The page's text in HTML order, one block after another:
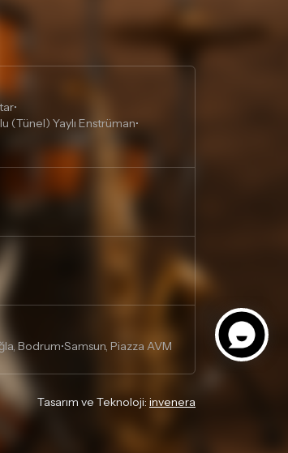
•
(Tünel) Yaylı Enstrüman•
Bodrum•Samsun, Piazza AVM
Tasarım ve Teknoloji: invenera